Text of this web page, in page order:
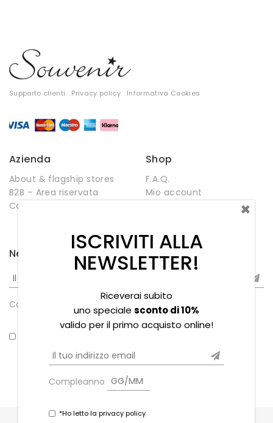
Tute
Tutti
Gift Card
Supporto clienti Privacy policy Informativa Cookies
Azienda
About & flagship stores
B2B – Area riservata
Contatti
Shop
F.A.Q.
Mio account
Newsletter
Compleanno
ISCRIVITI ALLA
NEWSLETTER!
Riceverai subito
uno speciale sconto di 10%
valido per il primo acquisto online!
Compleanno
*Ho letto la privacy policy
×